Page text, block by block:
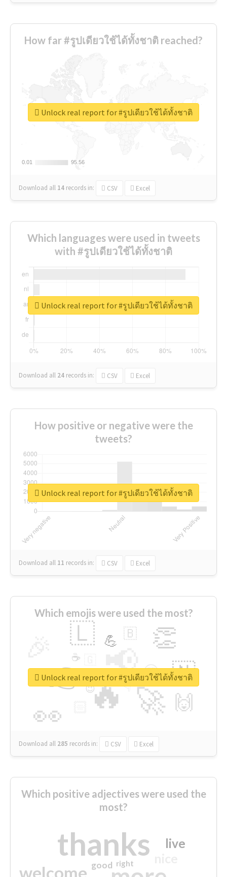
How far #รูปเดียวใช้ได้ทั้งชาติ reached?
0.01
0.01 95.56
95.56
Download all 14 records in: CSV Excel
Unlock real report for #รูปเดียวใช้ได้ทั้งชาติ
Which languages were used in tweets
with #รูปเดียวใช้ได้ทั้งชาติ
Download all 24 records in: CSV Excel
Unlock real report for #รูปเดียวใช้ได้ทั้งชาติ
How positive or negative were the
tweets?
Download all 11 records in: CSV Excel
Unlock real report for #รูปเดียวใช้ได้ทั้งชาติ
Which emojis were used the most?
🔥
👉 📢
🚀
👀
👏
🇱
🇳
🙌
😍
💪 🇧
👇
🔷
☕
😉
🎡
Download all 285 records in: CSV Excel
Unlock real report for #รูปเดียวใช้ได้ทั้งชาติ
Which positive adjectives were used the
most?
thanks
welcome
live
good right